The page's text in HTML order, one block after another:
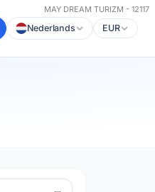
MAY DREAM TURIZM - 12117
Nederlands EUR